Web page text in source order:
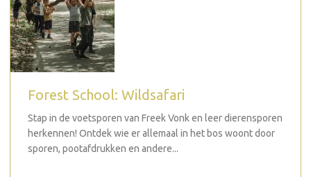
Forest School: Wildsafari
Stap in de voetsporen van Freek Vonk en leer dierensporen
herkennen! Ontdek wie er allemaal in het bos woont door
sporen, pootafdrukken en andere...